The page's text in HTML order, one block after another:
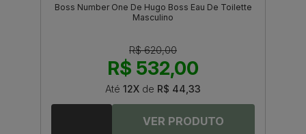
Boss Number One De Hugo Boss Eau De Toilette
Masculino
R$ 620,00
R$ 532,00
Até 12X de R$ 44,33